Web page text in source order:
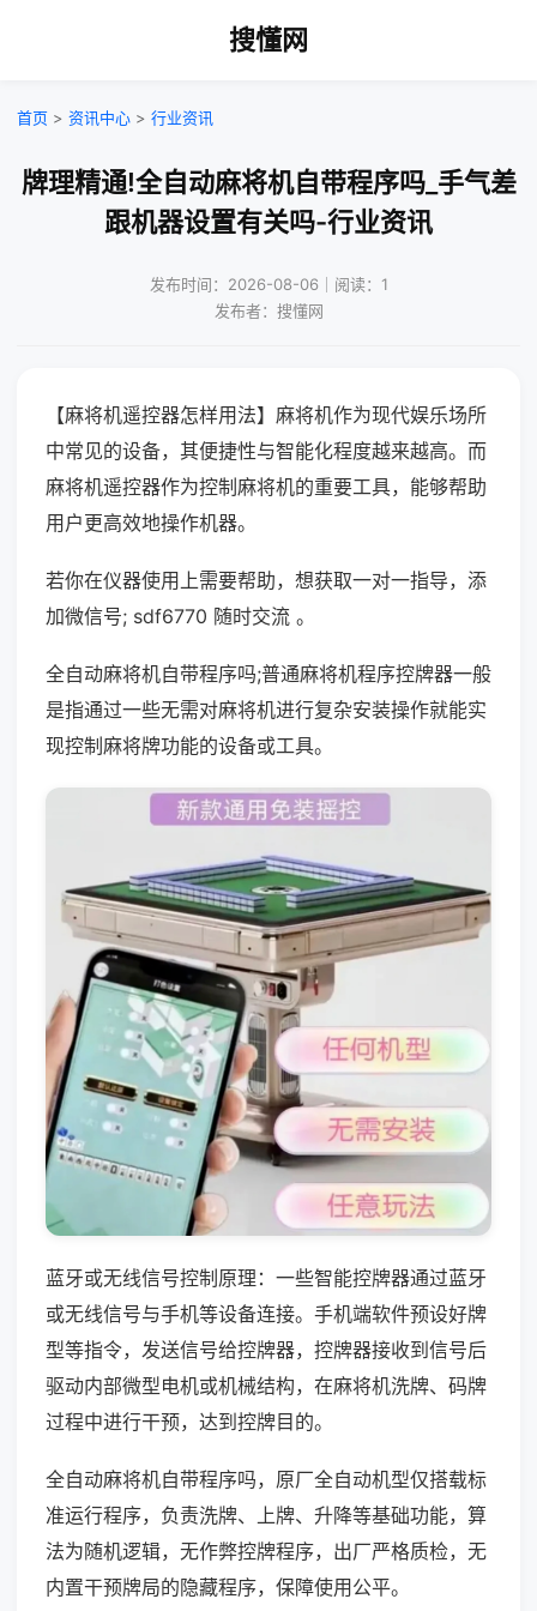
搜懂网
首页 > 资讯中心 > 行业资讯
牌理精通!全自动麻将机自带程序吗_手气差
跟机器设置有关吗-行业资讯
发布时间：2026-08-06｜阅读：1
发布者：搜懂网
【麻将机遥控器怎样用法】麻将机作为现代娱乐场所
中常见的设备，其便捷性与智能化程度越来越高。而
麻将机遥控器作为控制麻将机的重要工具，能够帮助
用户更高效地操作机器。
若你在仪器使用上需要帮助，想获取一对一指导，添
加微信号; sdf6770 随时交流 。
全自动麻将机自带程序吗;普通麻将机程序控牌器一般
是指通过一些无需对麻将机进行复杂安装操作就能实
现控制麻将牌功能的设备或工具。
蓝牙或无线信号控制原理：一些智能控牌器通过蓝牙
或无线信号与手机等设备连接。手机端软件预设好牌
型等指令，发送信号给控牌器，控牌器接收到信号后
驱动内部微型电机或机械结构，在麻将机洗牌、码牌
过程中进行干预，达到控牌目的。
全自动麻将机自带程序吗，原厂全自动机型仅搭载标
准运行程序，负责洗牌、上牌、升降等基础功能，算
法为随机逻辑，无作弊控牌程序，出厂严格质检，无
内置干预牌局的隐藏程序，保障使用公平。